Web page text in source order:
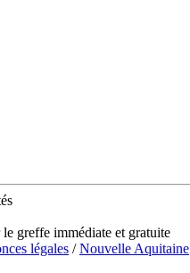
greffe immédiate et gratuite
légales /Nouvelle Aquitaine